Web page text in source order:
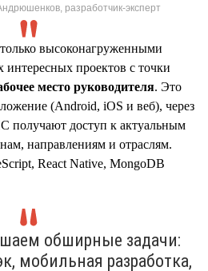
разработчик-эксперт
высоконагруженными
проектов с точки
место руководителя. Это
(Android, iOS и веб), через
получают доступ к актуальным
направлениям и отраслям.
React Native, MongoDB
обширные задачи:
мобильная разработка,